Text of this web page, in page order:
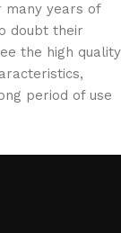
many years of
doubt their
the high quality
period of use